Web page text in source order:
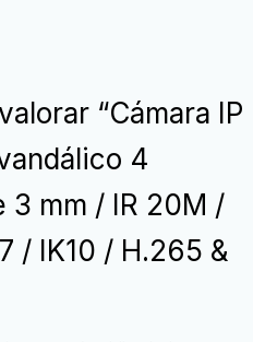
“Cámara IP
4
3 mm / IR 20M /
/ IK10 / H.265 &